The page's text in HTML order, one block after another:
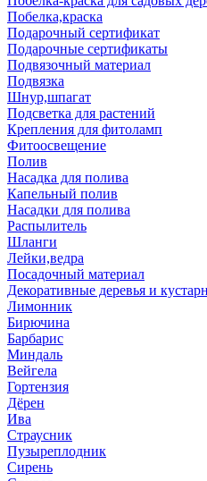
Побелка,краска
Подарочный сертификат
Подарочные сертификаты
Подвязочный материал
Подвязка
Шнур,шпагат
Подсветка для растений
Крепления для фитоламп
Фитоосвещение
Полив
Насадка для полива
Капельный полив
Насадки для полива
Распылитель
Шланги
Лейки,ведра
Посадочный материал
Декоративные деревья и
Лимонник
Бирючина
Барбарис
Миндаль
Вейгела
Гортензия
Дёрен
Ива
Страусник
Пузыреплодник
Сирень